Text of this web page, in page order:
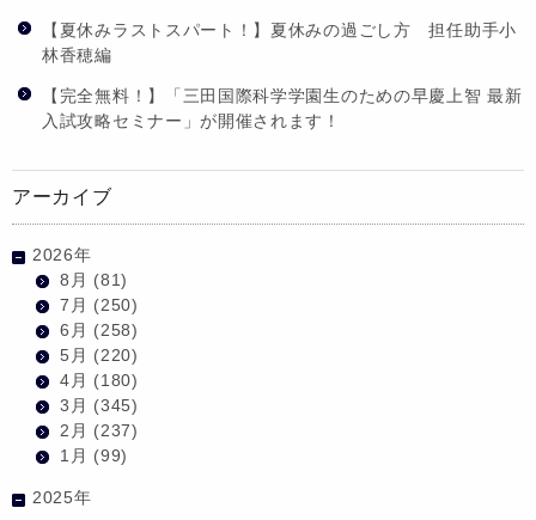
【夏休みラストスパート！】夏休みの過ごし方 担任助手小
林香穂編
【完全無料！】「三田国際科学学園生のための早慶上智 最新
入試攻略セミナー」が開催されます！
アーカイブ
2026年
8月 (81)
7月 (250)
6月 (258)
5月 (220)
4月 (180)
3月 (345)
2月 (237)
1月 (99)
2025年